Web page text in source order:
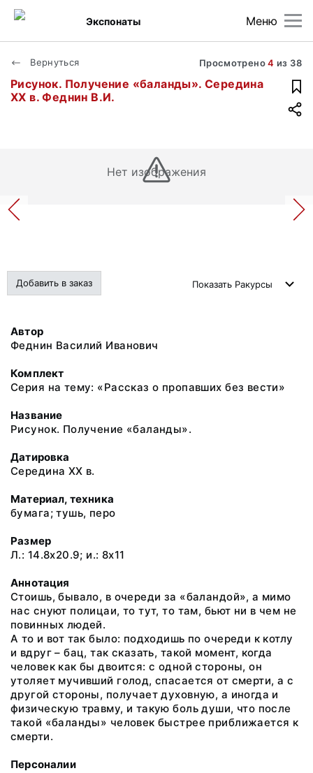
Меню
Экспонаты
Вернуться Просмотрено4 из 38
Рисунок. Получение «баланды». Середина
ХХ в. Феднин В.И.
Нет изображения
Добавить в заказ Показать Ракурсы
Автор
Феднин Василий Иванович
Комплект
Серия на тему: «Рассказ о пропавших без вести»
Название
Рисунок. Получение «баланды».
Датировка
Середина ХХ в.
Материал, техника
бумага; тушь, перо
Размер
Л.: 14.8x20.9; и.: 8x11
Аннотация
Стоишь, бывало, в очереди за «баландой», а мимо
нас снуют полицаи, то тут, то там, бьют ни в чем не
повинных людей.
А то и вот так было: подходишь по очереди к котлу
и вдруг – бац, так сказать, такой момент, когда
человек как бы двоится: с одной стороны, он
утоляет мучивший голод, спасается от смерти, а с
другой стороны, получает духовную, а иногда и
физическую травму, и такую боль души, что после
такой «баланды» человек быстрее приближается к
смерти.
Персоналии